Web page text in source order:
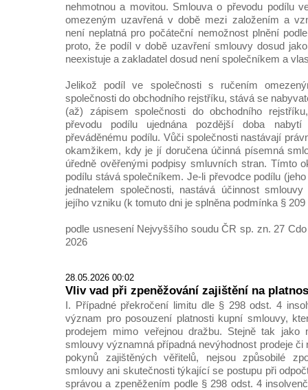
nehmotnou a movitou. Smlouva o převodu podílu
omezeným uzavřená v době mezi založením a
není neplatná pro počáteční nemožnost plnění
proto, že podíl v době uzavření smlouvy dosud
neexistuje a zakladatel dosud není společníkem a
Jelikož podíl ve společnosti s ručením
společnosti do obchodního rejstříku, stává se
(až) zápisem společnosti do obchodního
převodu podílu ujednána pozdější doba
převáděnému podílu. Vůči společnosti nastávají
okamžikem, kdy je jí doručena účinná písemná
úředně ověřenými podpisy smluvních stran. Tímto
podílu stává společníkem. Je-li převodce podílu
jednatelem společnosti, nastává účinnost
jejího vzniku (k tomuto dni je splněna podmínka §
podle usnesení Nejvyššího soudu ČR sp. zn. 27
2026
28.05.2026 00:02
Vliv vad při zpeněžování zajištění na
I. Případné překročení limitu dle § 298 odst. 4
význam pro posouzení platnosti kupní smlouvy,
prodejem mimo veřejnou dražbu. Stejně tak jako
smlouvy významná případná nevýhodnost prodeje či
pokynů zajištěných věřitelů, nejsou způsobilé
smlouvy ani skutečnosti týkající se postupu při
správou a zpeněžením podle § 298 odst. 4